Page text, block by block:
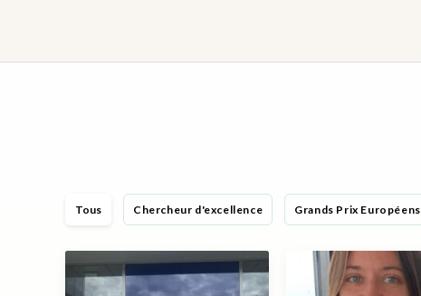
Tous Chercheur d'excellence Grands Prix Européens